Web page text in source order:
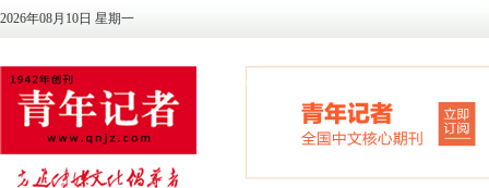
2026年08月10日 星期一